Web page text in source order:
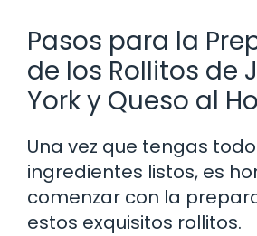
Pasos para la
de los Rollitos de
York y Queso al
Una vez que tengas
ingredientes listos, es
comenzar con la
estos exquisitos rollitos.